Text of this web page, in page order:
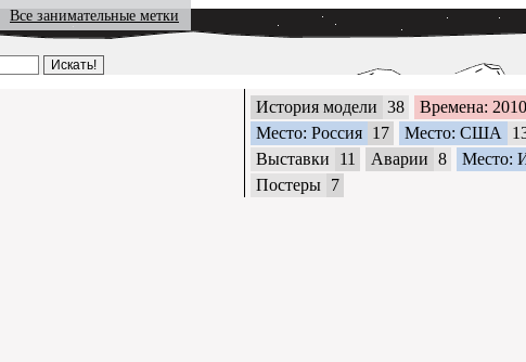
Все занимательные метки
История модели 38 Времена:
Место: Россия
17 Место: США
Выставки
11 Аварии 8 Место:
Постеры
7